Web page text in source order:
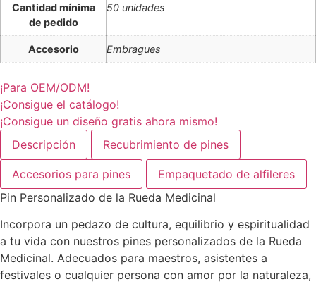
Cantidad mínima
de pedido
50 unidades
Accesorio Embragues
¡Para OEM/ODM!
¡Consigue el catálogo!
¡Consigue un diseño gratis ahora mismo!
Descripción
Recubrimiento de pines
Accesorios para pines
Empaquetado de alfileres
Pin Personalizado de la Rueda Medicinal
Incorpora un pedazo de cultura, equilibrio y espiritualidad
a tu vida con nuestros pines personalizados de la Rueda
Medicinal. Adecuados para maestros, asistentes a
festivales o cualquier persona con amor por la naturaleza,